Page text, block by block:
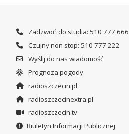
Zadzwoń do studia: 510 777 666
Czujny non stop: 510 777 222
Wyślij do nas wiadomość
Prognoza pogody
radioszczecin.pl
radioszczecinextra.pl
radioszczecin.tv
Biuletyn Informacji Publicznej